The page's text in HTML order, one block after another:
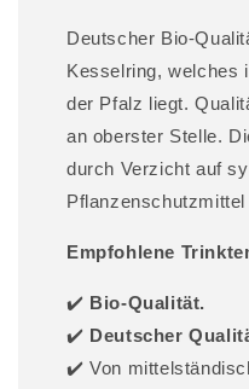
Deutscher Bio-
Kesselring, welches
der Pfalz liegt.
an oberster Stelle.
durch Verzicht auf
Empfohlene
✔️ Bio-Qualität.
✔️ Deutscher
✔️ Von